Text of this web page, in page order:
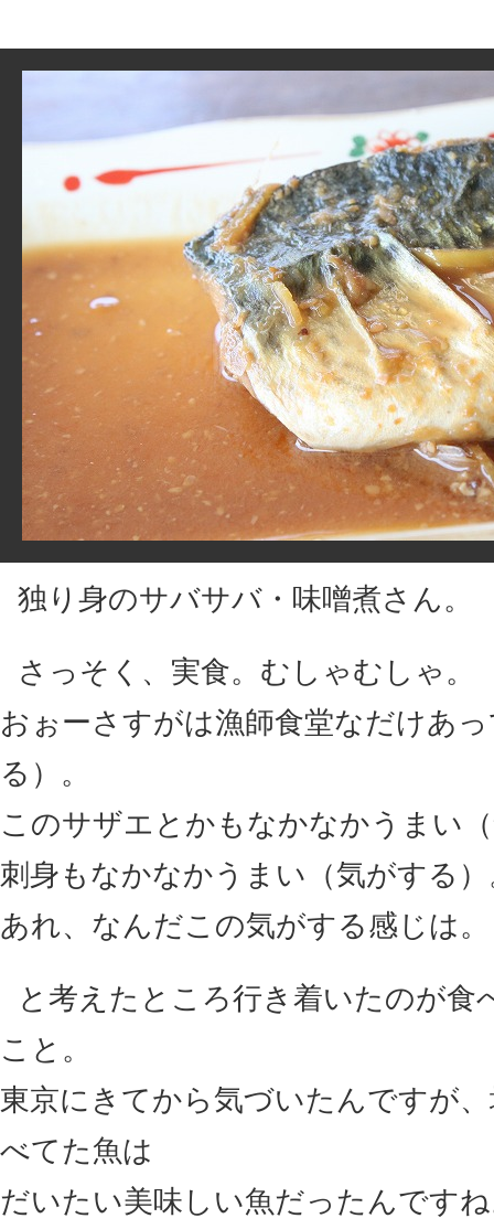
独り身のサバサバ・味噌煮さん。
さっそく、実食。むしゃむしゃ。
おぉーさすがは漁師食堂なだけあ
る）。
このサザエとかもなかなかうまい
刺身もなかなかうまい（気がする
あれ、なんだこの気がする感じは。
と考えたところ行き着いたのが食
こと。
東京にきてから気づいたんですが
べてた魚は
だいたい美味しい魚だったんです